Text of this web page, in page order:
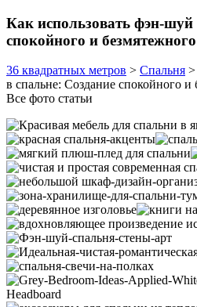
Как использовать фэн-шуй
спокойного и
36 квадратных метров > Спальня >
в спальне: Создание спокойного и
Все фото статьи